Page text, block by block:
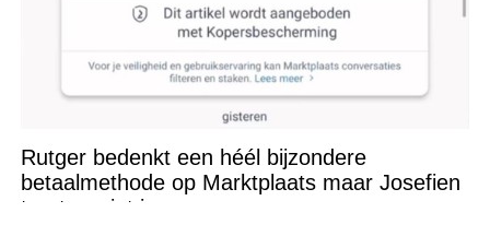
Rutger bedenkt een héél bijzondere
betaalmethode op Marktplaats maar Josefien
trapt er niet in